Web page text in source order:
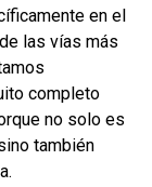
en el
las vías más
completo
no solo es
también